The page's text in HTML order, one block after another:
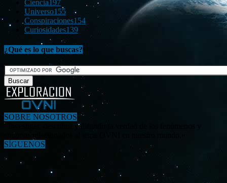
Ciencia197
Universo155
Conspiraciones154
Curiosidades139
¿Qué es lo que buscas?
SOBRE NOSOTROS
«Investigar, descubrir y difundir la verdad de los fenómenos y
SÍGUENOS